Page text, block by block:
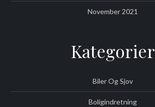
November 2021
Kategorier
Biler Og Sjov
Boligindretning